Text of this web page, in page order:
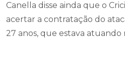
Canella disse ainda que o
acertar a contratação do
27 anos, que estava